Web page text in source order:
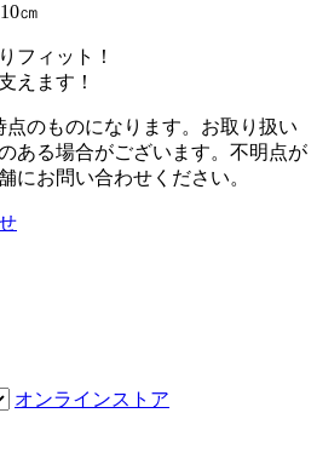
㎝
フィット！
えます！
のものになります。お取り扱い
ある場合がございます。不明点が
にお問い合わせください。
オンラインストア